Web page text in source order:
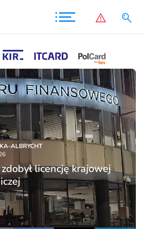
ALBRYCHT
licencję krajowej